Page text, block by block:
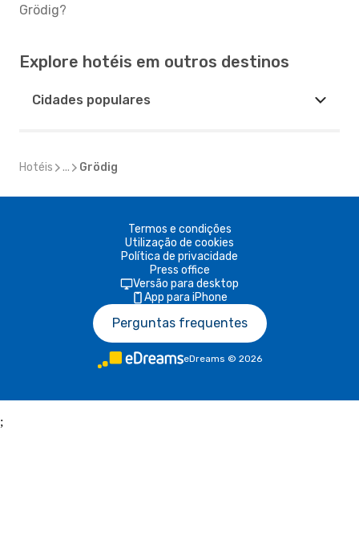
Grödig?
Explore hotéis em outros destinos
Cidades populares
Hotéis ... Grödig
Termos e condições
Utilização de cookies
Política de privacidade
Press office
Versão para desktop
App para iPhone
Perguntas frequentes
eDreams © 2026
;